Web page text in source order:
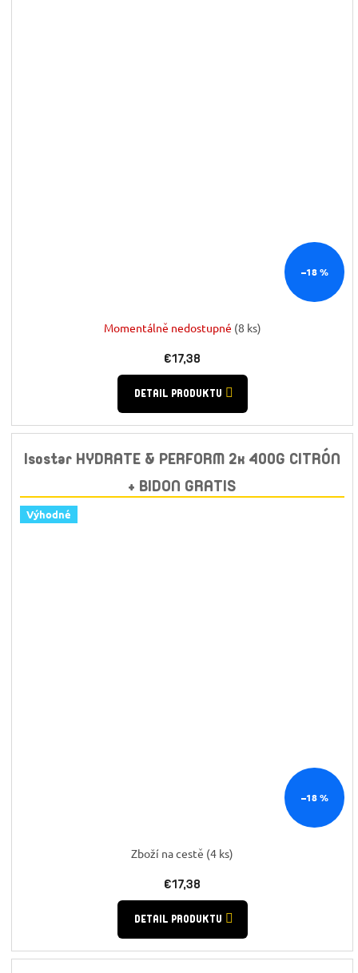
–18 %
Momentálně nedostupné (8 ks)
€17,38
DETAIL PRODUKTU
Isostar HYDRATE & PERFORM 2x 400G CITRÓN
+ BIDON GRATIS
Výhodné
–18 %
Zboží na cestě (4 ks)
€17,38
DETAIL PRODUKTU